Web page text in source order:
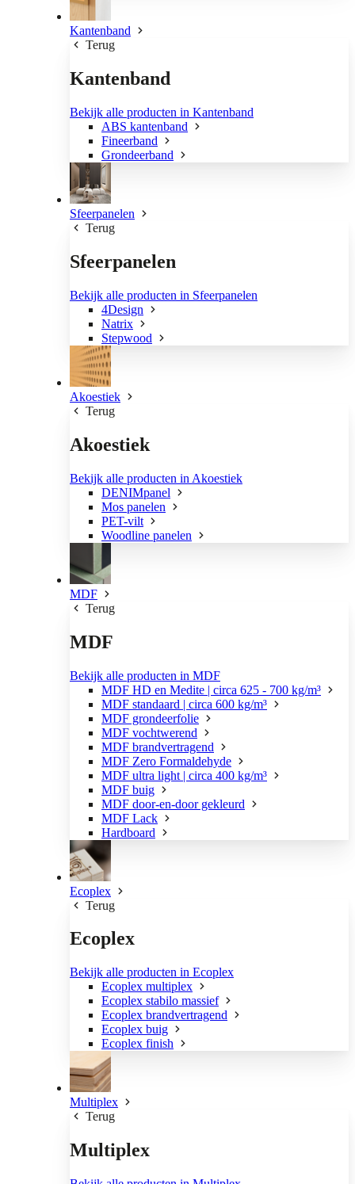
Kantenband
Terug
Kantenband
Bekijk alle producten in Kantenband
ABS kantenband
Fineerband
Grondeerband
Sfeerpanelen
Terug
Sfeerpanelen
Bekijk alle producten in Sfeerpanelen
4Design
Natrix
Stepwood
Akoestiek
Terug
Akoestiek
Bekijk alle producten in Akoestiek
DENIMpanel
Mos panelen
PET-vilt
Woodline panelen
MDF
Terug
MDF
Bekijk alle producten in MDF
MDF HD en Medite | circa 625 - 700 kg/m³
MDF standaard | circa 600 kg/m³
MDF grondeerfolie
MDF vochtwerend
MDF brandvertragend
MDF Zero Formaldehyde
MDF ultra light | circa 400 kg/m³
MDF buig
MDF door-en-door gekleurd
MDF Lack
Hardboard
Ecoplex
Terug
Ecoplex
Bekijk alle producten in Ecoplex
Ecoplex multiplex
Ecoplex stabilo massief
Ecoplex brandvertragend
Ecoplex buig
Ecoplex finish
Multiplex
Terug
Multiplex